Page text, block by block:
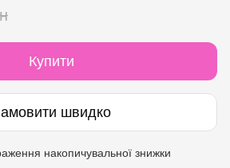
Купити
швидко
накопичувальної знижки